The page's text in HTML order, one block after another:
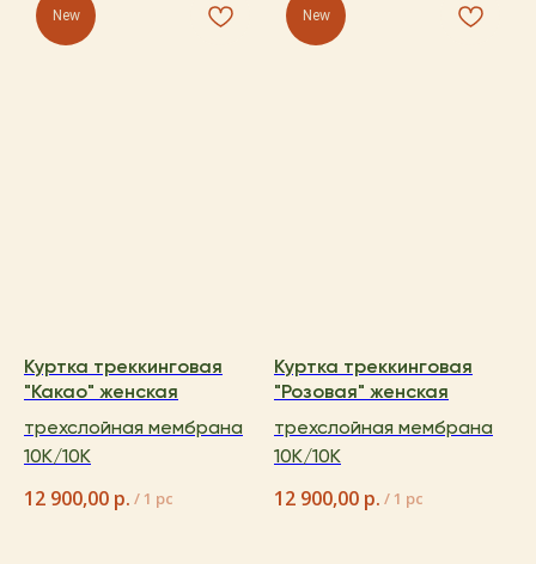
New
Куртка треккинговая
"Какао" женская
трехслойная мембрана
10K/10K
12 900,00 р. / 1 pc
New
Куртка треккинговая
"Розовая" женская
трехслойная мембрана
10K/10K
12 900,00 р. / 1 pc